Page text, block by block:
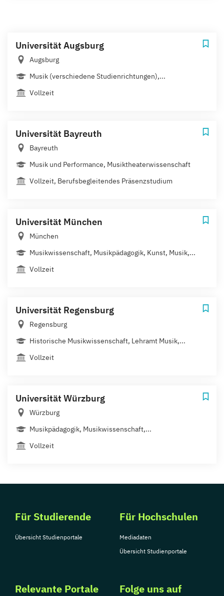
Universität Augsburg
Augsburg
Musik (verschiedene Studienrichtungen),...
Vollzeit
Universität Bayreuth
Bayreuth
Musik und Performance, Musiktheaterwissenschaft
Vollzeit, Berufsbegleitendes Präsenzstudium
Universität München
München
Musikwissenschaft, Musikpädagogik, Kunst, Musik,...
Vollzeit
Universität Regensburg
Regensburg
Historische Musikwissenschaft, Lehramt Musik,...
Vollzeit
Universität Würzburg
Würzburg
Musikpädagogik, Musikwissenschaft,...
Vollzeit
Für Studierende
Übersicht Studienportale
Für Hochschulen
Mediadaten
Übersicht Studienportale
Relevante Portale Folge uns auf